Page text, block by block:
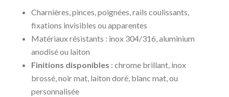
Charnières, pinces, poignées, rails coulissants,
fixations invisibles ou apparentes
Matériaux résistants : inox 304/316, aluminium
anodisé ou laiton
Finitions disponibles : chrome brillant, inox
brossé, noir mat, laiton doré, blanc mat, ou
personnalisée